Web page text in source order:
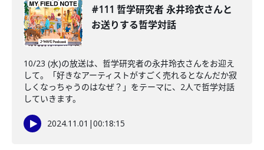
#111 哲学研究者 永井玲衣さんと
お送りする哲学対話
10/23 (水)の放送は、哲学研究者の永井玲衣さんをお迎え
して。「好きなアーティストがすごく売れるとなんだか寂
しくなっちゃうのはなぜ？」をテーマに、2人で哲学対話
していきます。
2024.11.01 |00:18:15